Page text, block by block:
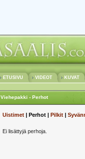
ETUSIVU VIDEOT KUVAT
Viehepakki - Perhot
Uistimet | Perhot | Pilkit |
Ei lisättyjä perhoja.